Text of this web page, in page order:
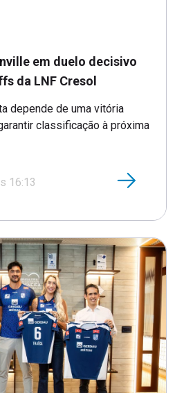
em duelo decisivo
da LNF Cresol
depende de uma vitória
classificação à próxima
16:13